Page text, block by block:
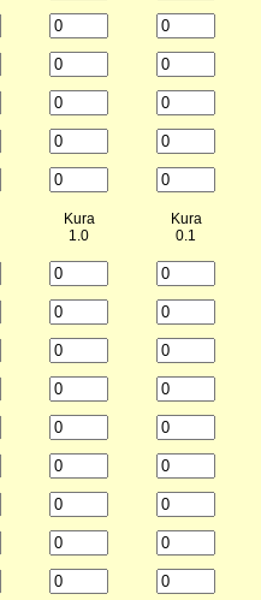
Kura
1.0
Kura
0.1